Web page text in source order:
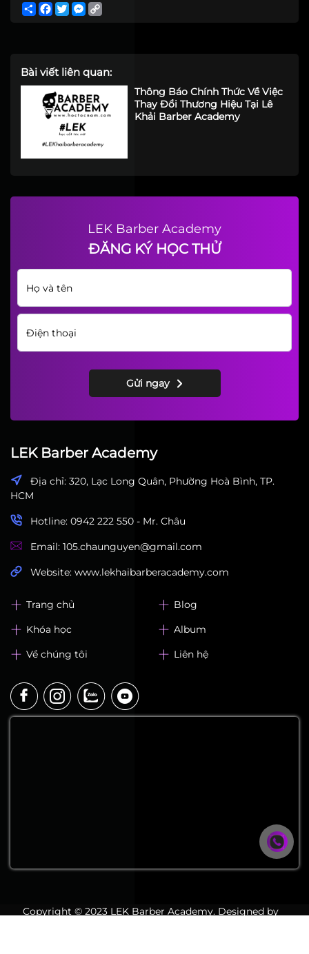
ShareFacebook
TwitterMessenger
Bài viết liên quan:
Thông Báo Chính Thức Về Việc
Thay Đổi Thương Hiệu Tại Lê
Khải Barber Academy
LEK Barber Academy
ĐĂNG KÝ HỌC THỬ
Gửi ngay
LEK Barber Academy
Địa chỉ: 320, Lạc Long Quân, Phường Hoà Bình, TP.
HCM
Hotline: 0942 222 550 - Mr. Châu
Email: 105.chaunguyen@gmail.com
Website: www.lekhaibarberacademy.com
Trang chủ
Blog
Khóa học
Album
Về chúng tôi
Liên hệ
Copyright © 2023 LEK Barber Academy. Designed by